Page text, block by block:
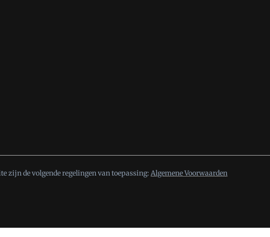
zijn de volgende regelingen van toepassing: Algemene Voorwaarden